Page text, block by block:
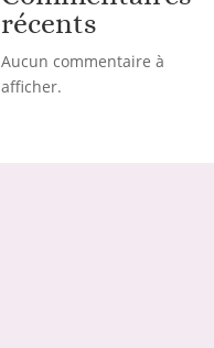
récents
Aucun commentaire à
afficher.